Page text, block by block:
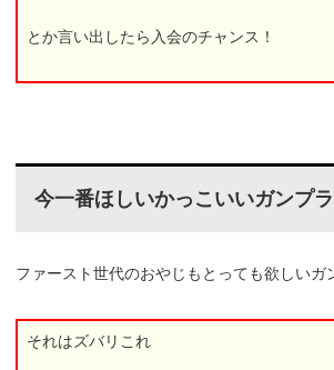
とか言い出したら入会のチャンス！
今一番ほしいかっこいいガンプ
ファースト世代のおやじもとっても欲しいガ
それはズバリこれ